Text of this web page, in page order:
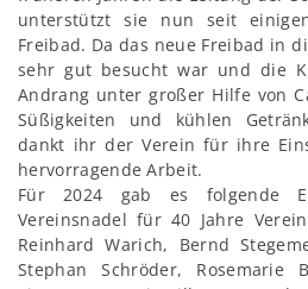
unterstützt sie nun seit
Freibad. Da das neue Freibad in
sehr gut besucht war und die
Andrang unter großer Hilfe von
Süßigkeiten und kühlen
dankt ihr der Verein für ihre
hervorragende Arbeit.
Für 2024 gab es folgende
Vereinsnadel für 40 Jahre
Reinhard Warich, Bernd
Stephan Schröder, Rosemarie